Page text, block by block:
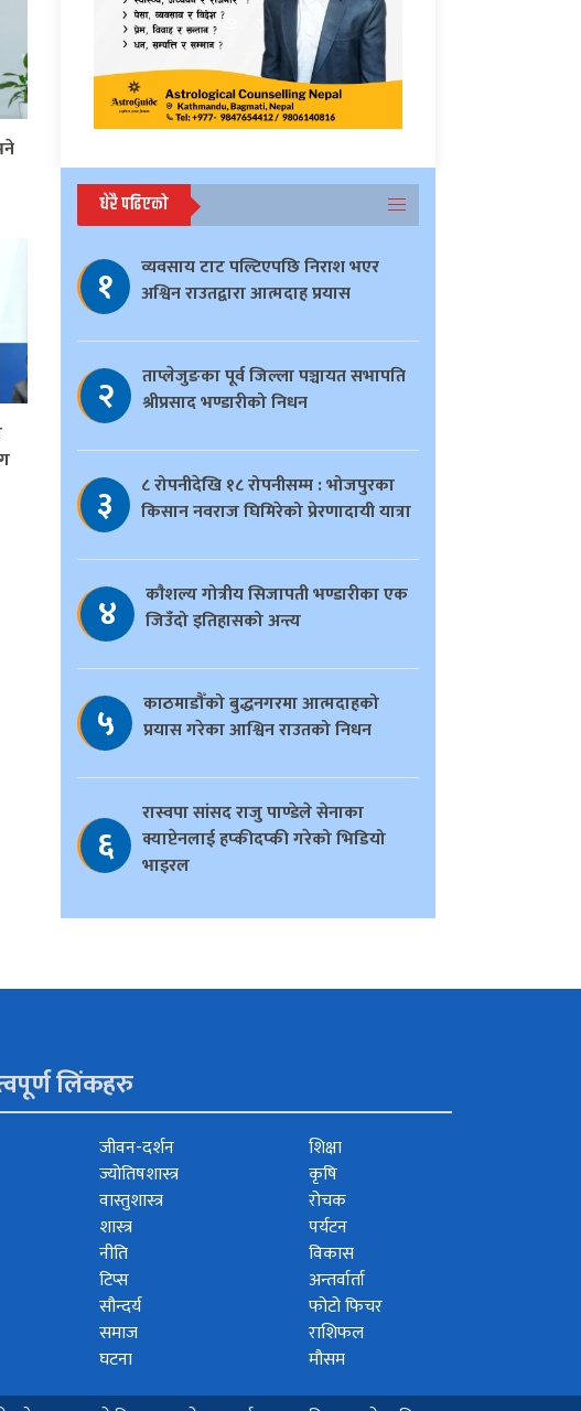
धेरै पढिएको
१
व्यवसाय टाट पल्टिएपछि निराश भएर
अश्विन राउतद्वारा आत्मदाह प्रयास
२
ताप्लेजुङका पूर्व जिल्ला पञ्चायत सभापति
श्रीप्रसाद भण्डारीको निधन
३
८ रोपनीदेखि १८ रोपनीसम्म : भोजपुरका
किसान नवराज घिमिरेको प्रेरणादायी यात्रा
४
काैशल्य गोत्रीय सिजापती भण्डारीका एक
जिउँदो इतिहासको अन्त्य
५
काठमाडौँको बुद्धनगरमा आत्मदाहको
प्रयास गरेका आश्विन राउतको निधन
६
रास्वपा सांसद राजु पाण्डेले सेनाका
क्याप्टेनलाई हप्कीदप्की गरेको भिडियो
भाइरल
लिंकहरु
जीवन-दर्शन
ज्योतिषशास्त्र
वास्तुशास्त्र
शास्त्र
नीति
टिप्स
सौन्दर्य
समाज
घटना
शिक्षा
कृषि
रोचक
पर्यटन
विकास
अन्तर्वार्ता
फोटो फिचर
राशिफल
मौसम